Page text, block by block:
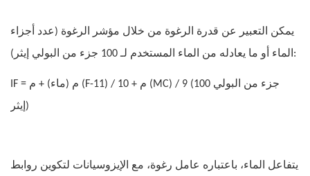
يمكن التعبير عن قدرة الرغوة من خلال مؤشر الرغوة (عدد أجزاء
الماء أو ما يعادله من الماء المستخدم لـ 100 جزء من البولي إيثر):
IF = م (ماء) + م (F-11) / 10 + م (MC) / 9 (100 جزء من البولي
إيثر)
يتفاعل الماء، باعتباره عامل رغوة، مع الإيزوسيانات لتكوين روابط